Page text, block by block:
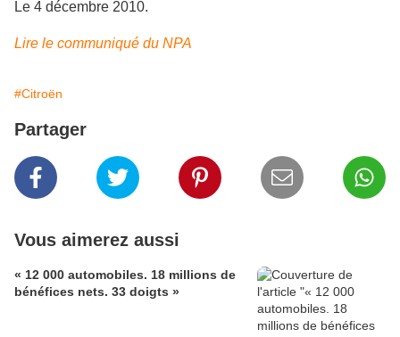
Le 4 décembre 2010.
Lire le communiqué du NPA
#Citroën
Partager
Vous aimerez aussi
« 12 000 automobiles. 18 millions de
bénéfices nets. 33 doigts »